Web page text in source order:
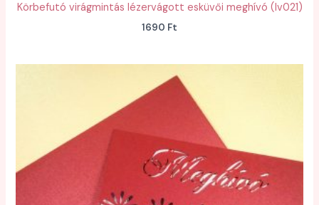
Körbefutó virágmintás lézervágott esküvői meghívó (lv021)
1690 Ft